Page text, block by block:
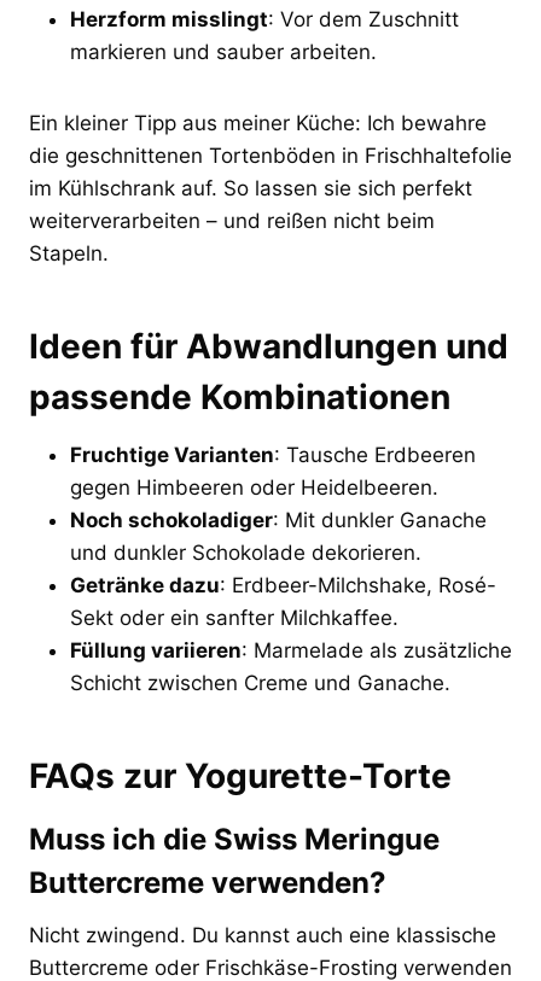
Herzform misslingt: Vor dem Zuschnitt
markieren und sauber arbeiten.
Ein kleiner Tipp aus meiner Küche: Ich bewahre
die geschnittenen Tortenböden in Frischhaltefolie
im Kühlschrank auf. So lassen sie sich perfekt
weiterverarbeiten – und reißen nicht beim
Stapeln.
Ideen für Abwandlungen und
passende Kombinationen
Fruchtige Varianten: Tausche Erdbeeren
gegen Himbeeren oder Heidelbeeren.
Noch schokoladiger: Mit dunkler Ganache
und dunkler Schokolade dekorieren.
Getränke dazu: Erdbeer-Milchshake, Rosé-
Sekt oder ein sanfter Milchkaffee.
Füllung variieren: Marmelade als zusätzliche
Schicht zwischen Creme und Ganache.
FAQs zur Yogurette-Torte
Muss ich die Swiss Meringue
Buttercreme verwenden?
Nicht zwingend. Du kannst auch eine klassische
Buttercreme oder Frischkäse-Frosting verwenden